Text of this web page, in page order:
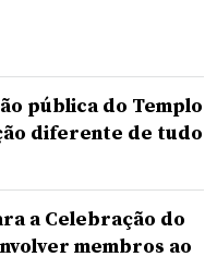
pública do Templo
diferente de tudo
a Celebração do
membros ao